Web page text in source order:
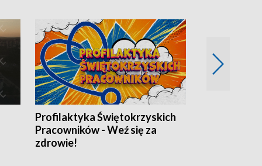
Profilaktyka Świętokrzyskich
Pracowników - Weź się za
zdrowie!